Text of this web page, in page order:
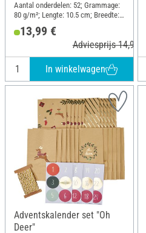
Aantal onderdelen: 52; Grammage:
80 g/m²; Lengte: 10.5 cm; Breedte: 6
cm; Hoogte: 21 cm; Materiaal:
Papier, Hout, Jute
13,99 €
Adviesprijs 14,99 €
In winkelwagen
Adventskalender set "Oh
Deer"